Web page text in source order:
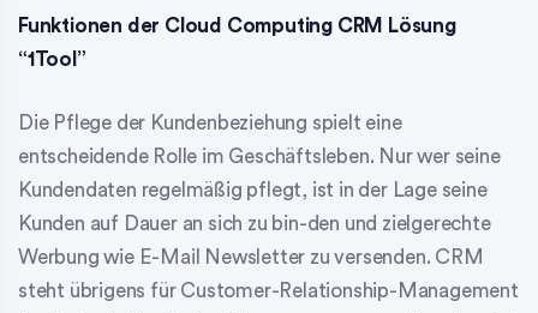
Funktionen der Cloud Computing CRM Lösung
“1Tool”
Die Pflege der Kundenbeziehung spielt eine
entscheidende Rolle im Geschäftsleben. Nur wer seine
Kundendaten regelmäßig pflegt, ist in der Lage seine
Kunden auf Dauer an sich zu bin-den und zielgerechte
Werbung wie E-Mail Newsletter zu versenden. CRM
steht übrigens für Customer-Relationship-Management